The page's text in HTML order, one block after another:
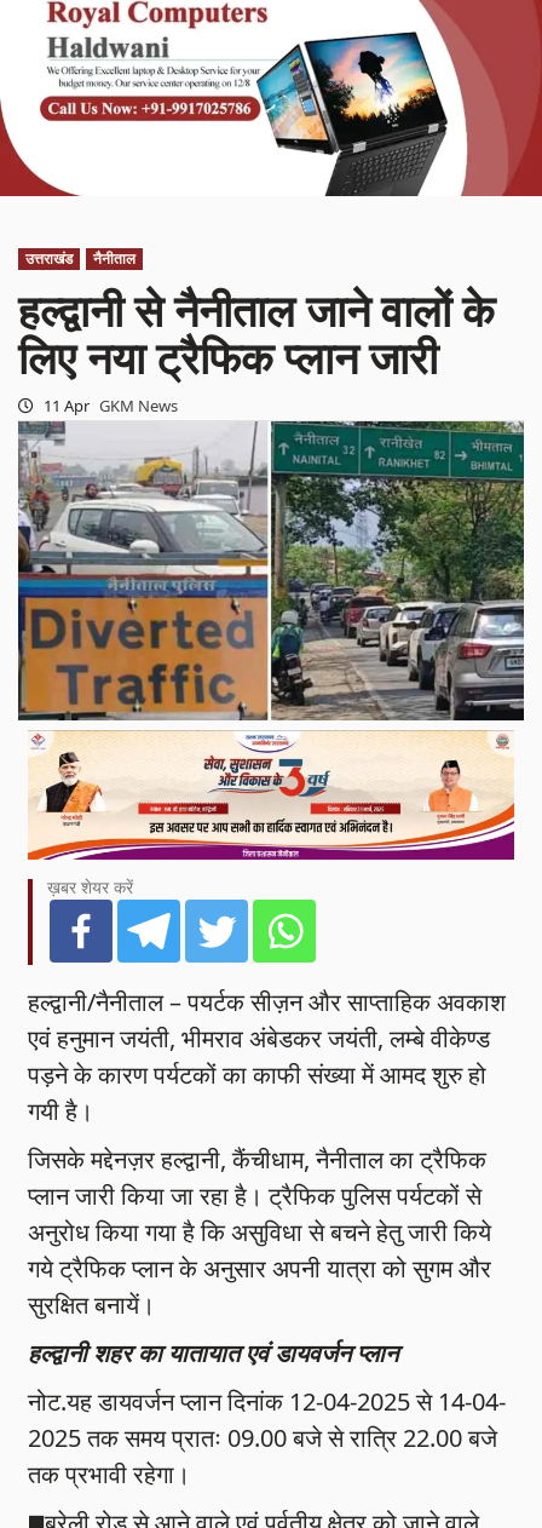
उत्तराखंड नैनीताल
हल्द्वानी से नैनीताल जाने वालों के
लिए नया ट्रैफिक प्लान जारी
11 Apr GKM News
ख़बर शेयर करें
हल्द्वानी/नैनीताल – पयर्टक सीज़न और साप्ताहिक अवकाश
एवं हनुमान जयंती, भीमराव अंबेडकर जयंती, लम्बे वीकेण्ड
पड़ने के कारण पर्यटकों का काफी संख्या में आमद शुरु हो
गयी है।
जिसके मद्देनज़र हल्द्वानी, कैंचीधाम, नैनीताल का ट्रैफिक
प्लान जारी किया जा रहा है। ट्रैफिक पुलिस पर्यटकों से
अनुरोध किया गया है कि असुविधा से बचने हेतु जारी किये
गये ट्रैफिक प्लान के अनुसार अपनी यात्रा को सुगम और
सुरक्षित बनायें।
हल्द्वानी शहर का यातायात एवं डायवर्जन प्लान
नोट.यह डायवर्जन प्लान दिनांक 12-04-2025 से 14-04-
2025 तक समय प्रातः 09.00 बजे से रात्रि 22.00 बजे
तक प्रभावी रहेगा।